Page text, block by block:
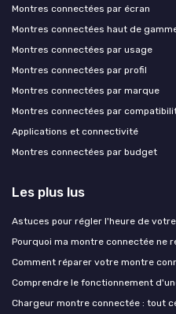
Montres connectées par écran
Montres connectées haut de
Montres connectées par usage
Montres connectées par profil
Montres connectées par marque
Montres connectées par
Applications et connectivité
Montres connectées par budget
Les plus lus
Astuces pour régler l'heure de
Pourquoi ma montre connectée ne
Comment réparer votre montre
Comprendre le fonctionnement
Chargeur montre connectée : tout